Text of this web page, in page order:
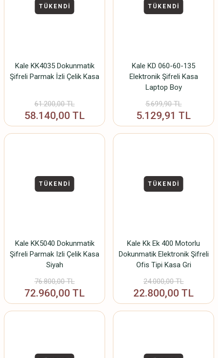
TÜKENDİ
Kale KK4035 Dokunmatik
Şifreli Parmak İzli Çelik Kasa
61.200,00 TL
58.140,00 TL
TÜKENDİ
Kale KD 060-60-135
Elektronik Şifreli Kasa
Laptop Boy
5.699,90 TL
5.129,91 TL
TÜKENDİ
Kale KK5040 Dokunmatik
Şifreli Parmak Izli Çelik Kasa
Siyah
76.800,00 TL
72.960,00 TL
TÜKENDİ
Kale Kk Ek 400 Motorlu
Dokunmatik Elektronik Şifreli
Ofis Tipi Kasa Gri
24.000,00 TL
22.800,00 TL